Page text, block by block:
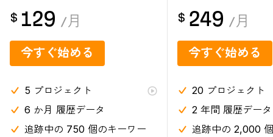
$ 129 /月 $ 249 /月
今すぐ始める 今すぐ始める
5 プロジェクト
6 か月 履歴データ
追跡中の 750 個のキーワー
20 プロジェクト
2 年間 履歴データ
追跡中の 2,000